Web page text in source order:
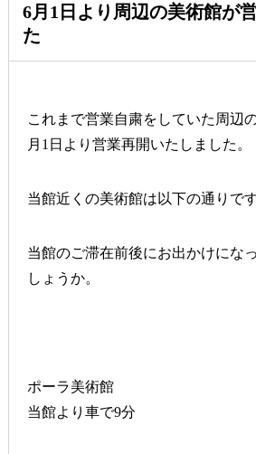
6月1日より周辺の美術館が
た
これまで営業自粛をしていた周辺
月1日より営業再開いたしました。
当館近くの美術館は以下の通りです
当館のご滞在前後にお出かけにな
しょうか。
ポーラ美術館
当館より車で9分